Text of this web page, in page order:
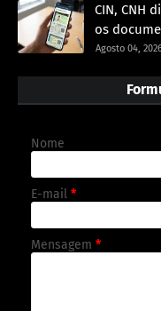
CIN, CNH
os
Agosto 04,
Nome
E-mail *
Mensagem *